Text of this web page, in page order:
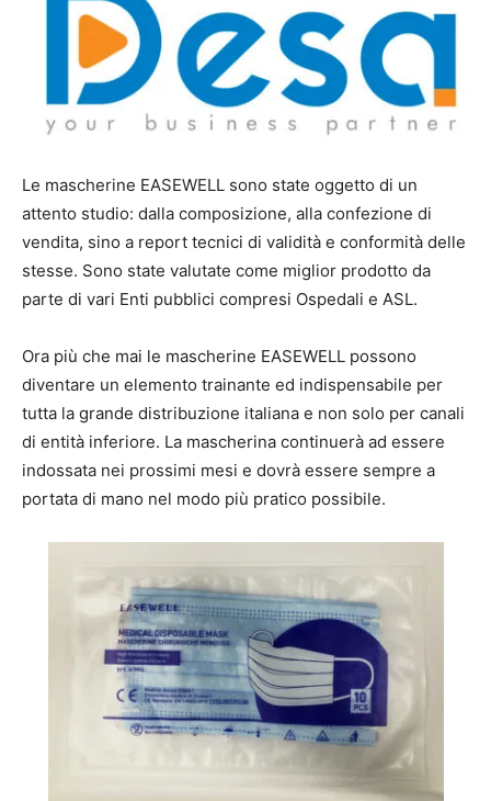
Le mascherine EASEWELL sono state oggetto di un
attento studio: dalla composizione, alla confezione di
vendita, sino a report tecnici di validità e conformità delle
stesse. Sono state valutate come miglior prodotto da
parte di vari Enti pubblici compresi Ospedali e ASL.
Ora più che mai le mascherine EASEWELL possono
diventare un elemento trainante ed indispensabile per
tutta la grande distribuzione italiana e non solo per canali
di entità inferiore. La mascherina continuerà ad essere
indossata nei prossimi mesi e dovrà essere sempre a
portata di mano nel modo più pratico possibile.